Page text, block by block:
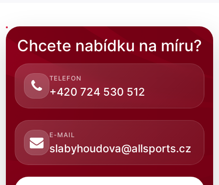
Chcete nabídku na míru?
TELEFON
+420 724 530 512
E-MAIL
slabyhoudova@allsports.cz